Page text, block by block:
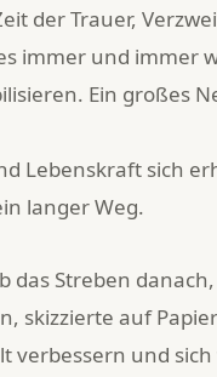
der Trauer,
immer und immer
Ein großes
Lebenskraft sich
langer Weg.
das Streben
skizzierte auf
verbessern und